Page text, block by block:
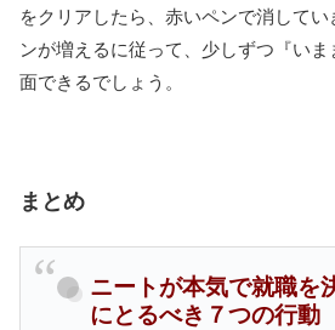
をクリアしたら、赤いペンで消して
ンが増えるに従って、少しずつ『い
面できるでしょう。
まとめ
ニートが本気で就職を
にとるべき７つの行動